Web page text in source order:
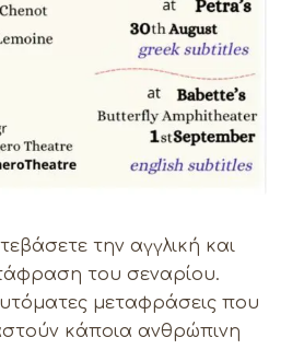
την αγγλική και
του σεναρίου.
μεταφράσεις που
κάποια ανθρώπινη